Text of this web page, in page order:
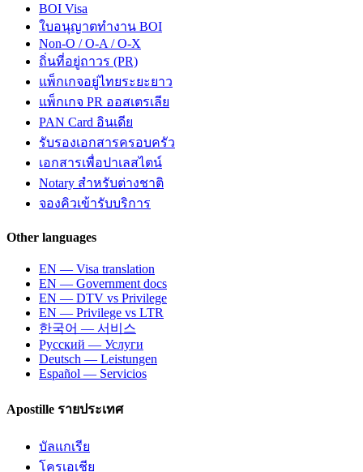
BOI Visa
ใบอนุญาตทำงาน BOI
Non-O / O-A / O-X
ถิ่นที่อยู่ถาวร (PR)
แพ็กเกจอยู่ไทยระยะยาว
แพ็กเกจ PR ออสเตรเลีย
PAN Card อินเดีย
รับรองเอกสารครอบครัว
เอกสารเพื่อปาเลสไตน์
Notary สำหรับต่างชาติ
จองคิวเข้ารับบริการ
Other languages
EN — Visa translation
EN — Government docs
EN — DTV vs Privilege
EN — Privilege vs LTR
한국어 — 서비스
Русский — Услуги
Deutsch — Leistungen
Español — Servicios
Apostille รายประเทศ
บัลแกเรีย
โครเอเชีย